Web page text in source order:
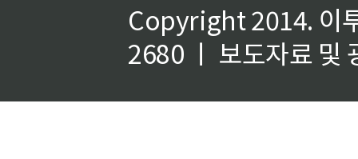
Copyright 2014. 이
2680 ㅣ 보도자료